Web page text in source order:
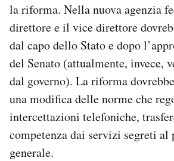
la riforma. Nella nuova agenzia
direttore e il vice direttore
dal capo dello Stato e dopo
del Senato (attualmente, invece,
dal governo). La riforma
una modifica delle norme che
intercettazioni telefoniche,
competenza dai servizi segreti al
generale.